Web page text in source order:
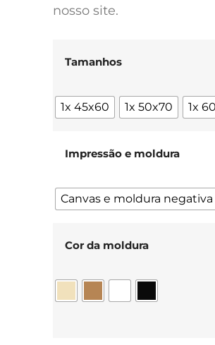
nosso site.
Tamanhos
1x 45x60 1x 50x70 1x
Impressão e moldura
Canvas e moldura negativa
Cor da moldura